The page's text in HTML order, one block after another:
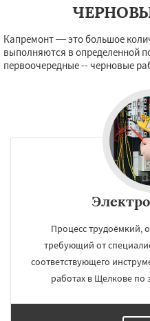
Запрудная Заречье
Лесной Лесной Городок
Лотошино Малаховка
Михнево Монино Нахабино
Решетниково
Северный
Капремонт — это большое
выполняются в определенной
первоочередные -- черновые
Процесс трудоёмкий,
требующий от
соответствующего
работах в Щелкове по
Даю согласие на